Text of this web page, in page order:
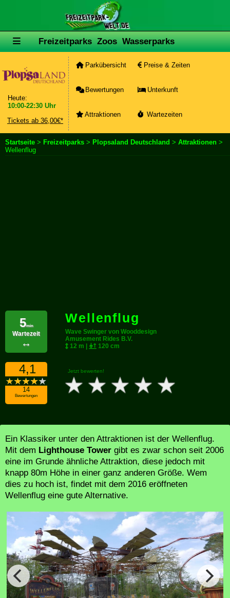
Freizeitparks Zoos Wasserparks
Heute:
10:00-22:30 Uhr
Tickets ab 36,00€*
Parkübersicht Preise & Zeiten
Bewertungen Unterkunft
Attraktionen Wartezeiten
Startseite > Freizeitparks > Plopsaland Deutschland > Attraktionen >
Wellenflug
5min
Wartezeit
↔
Wellenflug
Wave Swinger von Wooddesign
Amusement Rides B.V.
12 m |
120 cm
4,1
14
Bewertungen
Jetzt bewerten!
Ein Klassiker unter den Attraktionen ist der Wellenflug.
Mit dem Lighthouse Tower gibt es zwar schon seit 2006
eine im Grunde ähnliche Attraktion, diese jedoch mit
knapp 80m Höhe in einer ganz anderen Größe. Wem
dies zu hoch ist, findet mit dem 2016 eröffneten
Wellenflug eine gute Alternative.